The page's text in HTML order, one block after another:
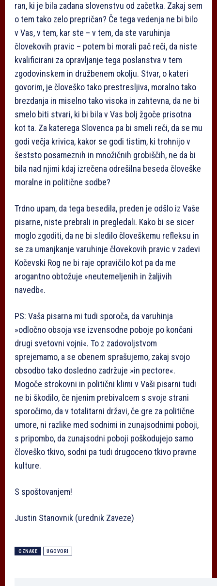
ran, ki je bila zadana slovenstvu od začetka. Zakaj sem
o tem tako zelo prepričan? Če tega vedenja ne bi bilo
v Vas, v tem, kar ste – v tem, da ste varuhinja
človekovih pravic – potem bi morali pač reči, da niste
kvalificirani za opravljanje tega poslanstva v tem
zgodovinskem in družbenem okolju. Stvar, o kateri
govorim, je človeško tako prestresljiva, moralno tako
brezdanja in miselno tako visoka in zahtevna, da ne bi
smelo biti stvari, ki bi bila v Vas bolj žgoče prisotna
kot ta. Za katerega Slovenca pa bi smeli reči, da se mu
godi večja krivica, kakor se godi tistim, ki trohnijo v
šeststo posameznih in množičnih grobiščih, ne da bi
bila nad njimi kdaj izrečena odrešilna beseda človeške
moralne in politične sodbe?
Trdno upam, da tega besedila, preden je odšlo iz Vaše
pisarne, niste prebrali in pregledali. Kako bi se sicer
moglo zgoditi, da ne bi sledilo človeškemu refleksu in
se za umanjkanje varuhinje človekovih pravic v zadevi
Kočevski Rog ne bi raje opravičilo kot pa da me
arogantno obtožuje »neutemeljenih in žaljivih
navedb«.
PS: Vaša pisarna mi tudi sporoča, da varuhinja
»odločno obsoja vse izvensodne poboje po končani
drugi svetovni vojni«. To z zadovoljstvom
sprejemamo, a se obenem sprašujemo, zakaj svojo
obsodbo tako dosledno zadržuje »in pectore«.
Mogoče strokovni in politični klimi v Vaši pisarni tudi
ne bi škodilo, če njenim prebivalcem s svoje strani
sporočimo, da v totalitarni državi, če gre za politične
umore, ni razlike med sodnimi in zunajsodnimi poboji,
s pripombo, da zunajsodni poboji poškodujejo samo
človeško tkivo, sodni pa tudi drugoceno tkivo pravne
kulture.
S spoštovanjem!
Justin Stanovnik (urednik Zaveze)
OZNAKE UGOVORI